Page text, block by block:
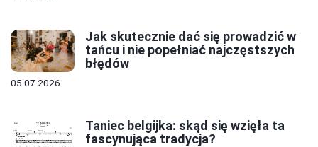
Jak skutecznie dać się prowadzić w
tańcu i nie popełniać najczęstszych
błędów
05.07.2026
Taniec belgijka: skąd się wzięła ta
fascynująca tradycja?